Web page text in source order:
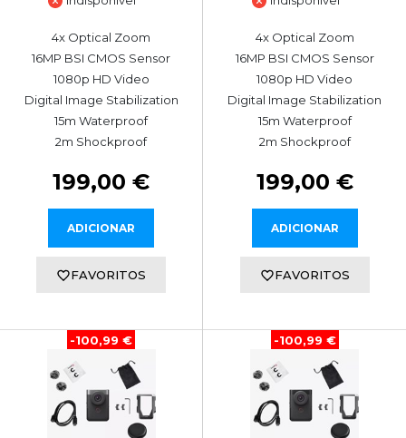
4x Optical Zoom
16MP BSI CMOS Sensor
1080p HD Video
Digital Image Stabilization
15m Waterproof
2m Shockproof
199,00 €
ADICIONAR
FAVORITOS
4x Optical Zoom
16MP BSI CMOS Sensor
1080p HD Video
Digital Image Stabilization
15m Waterproof
2m Shockproof
199,00 €
ADICIONAR
FAVORITOS
-100,99 € -100,99 €